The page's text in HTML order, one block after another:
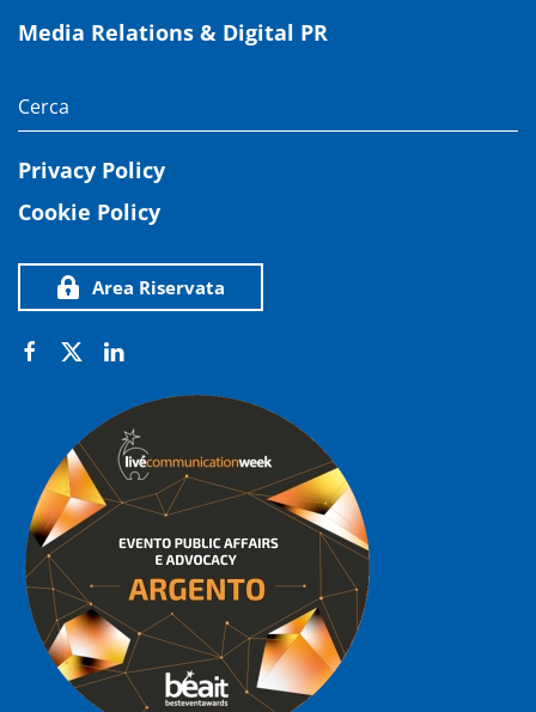
Media Relations & Digital PR
Privacy Policy
Cookie Policy
Area Riservata